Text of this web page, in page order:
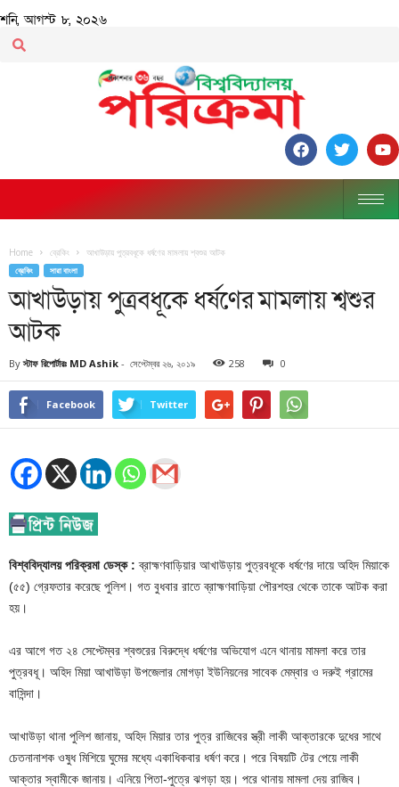
শনি, আগস্ট ৮, ২০২৬
Home ব্রেকিং আখাউড়ায় পুত্রবধূকে ধর্ষণের মামলায় শ্বশুর আটক
ব্রেকিং সারা বাংলা
আখাউড়ায় পুত্রবধূকে ধর্ষণের মামলায় শ্বশুর
আটক
By স্টাফ রিপোর্টারঃ MD Ashik - সেপ্টেম্বর ২৬, ২০১৯ 258 0
Facebook Twitter
বিশ্ববিদ্যালয় পরিক্রমা ডেস্ক :ব্রাহ্মণবাড়িয়ার আখাউড়ায় পুত্রবধূকে ধর্ষণের দায়ে অহিদ মিয়াকে
(৫৫) গ্রেফতার করেছে পুলিশ। গত বুধবার রাতে ব্রাহ্মণবাড়িয়া পৌরশহর থেকে তাকে আটক করা
হয়।
এর আগে গত ২৪ সেপ্টেম্বর শ্বশুরের বিরুদ্ধে ধর্ষণের অভিযোগ এনে থানায় মামলা করে তার
পুত্রবধূ। অহিদ মিয়া আখাউড়া উপজেলার মোগড়া ইউনিয়নের সাবেক মেম্বার ও দরুই গ্রামের
বাসিন্দা।
আখাউড়া থানা পুলিশ জানায়, অহিদ মিয়ার তার পুত্র রাজিবের স্ত্রী লাকী আক্তারকে দুধের সাথে
চেতনানাশক ওষুধ মিশিয়ে ঘুমের মধ্যে একাধিকবার ধর্ষণ করে। পরে বিষয়টি টের পেয়ে লাকী
আক্তার স্বামীকে জানায়। এনিয়ে পিতা-পুত্রে ঝগড়া হয়। পরে থানায় মামলা দেয় রাজিব।